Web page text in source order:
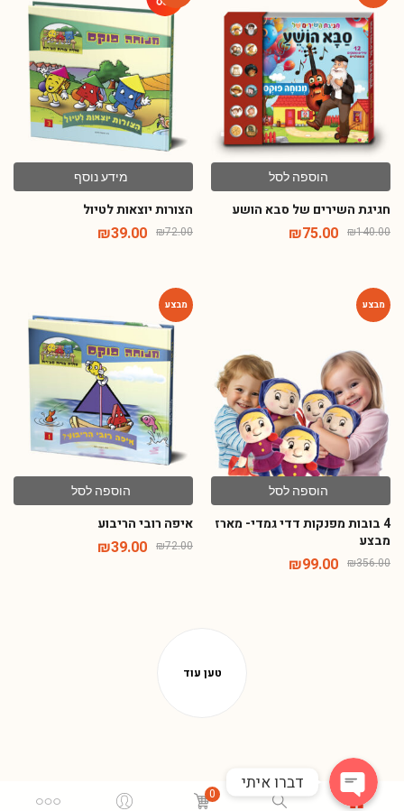
הוספה לסל
חגיגת השירים של סבא הושע
₪140.00
₪75.00
מידע נוסף
הצורות יוצאות לטיול
₪72.00
₪39.00
הוספה לסל
4 בובות מפנקות דדי גמדי- מארז
מבצע
₪356.00
₪99.00
הוספה לסל
איפה רובי הריבוע
₪72.00
₪39.00
0
דברו איתי